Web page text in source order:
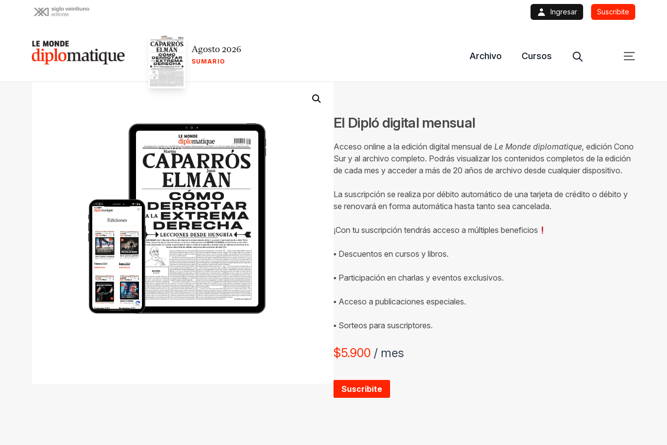
Ingresar Suscribite
Le monde diplomatique Agosto 2026
SUMARIO
Archivo Cursos
El Dipló digital mensual
Acceso online a la edición digital mensual de Le Monde diplomatique, edición Cono
Sur y al archivo completo. Podrás visualizar los contenidos completos de la edición
de cada mes y acceder a más de 20 años de archivo desde cualquier dispositivo.
La suscripción se realiza por débito automático de una tarjeta de crédito o débito y
se renovará en forma automática hasta tanto sea cancelada.
¡Con tu suscripción tendrás acceso a múltiples beneficios
▪ Descuentos en cursos y libros.
▪ Participación en charlas y eventos exclusivos.
▪ Acceso a publicaciones especiales.
▪ Sorteos para suscriptores.
$5.900 / mes
Suscribite